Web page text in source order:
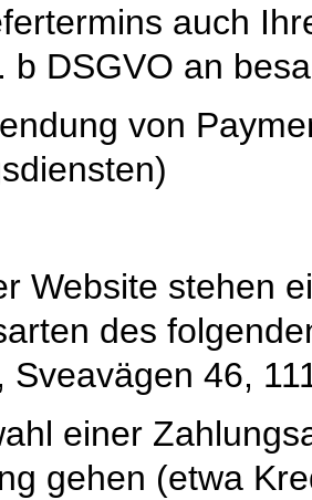
auch
b DSGVO an
von
Website stehen
des
Sveavägen 46,
einer
gehen (etwa